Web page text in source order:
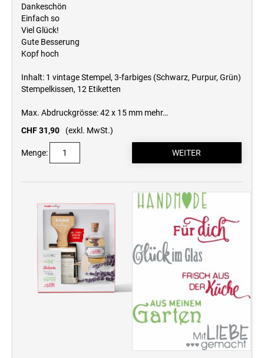
Dankeschön
Einfach so
Viel Glück!
Gute Besserung
Kopf hoch
Inhalt: 1 vintage Stempel, 3-farbiges (Schwarz, Purpur, Grün)
Stempelkissen, 12 Etiketten
Max. Abdruckgrösse: 42 x 15 mm mehr…
CHF 31,90
(exkl. MwSt.)
Menge: